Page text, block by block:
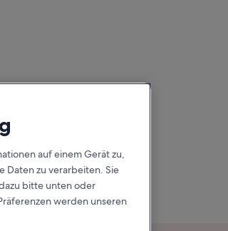
auf einem Gerät zu,
Daten zu verarbeiten. Sie
bitte unten oder
werden unseren